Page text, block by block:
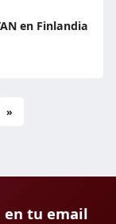
en Finlandia
»
en tu email